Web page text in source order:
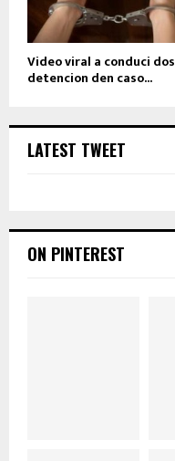
Video viral a conduci dos
detencion den caso...
LATEST TWEET
ON PINTEREST